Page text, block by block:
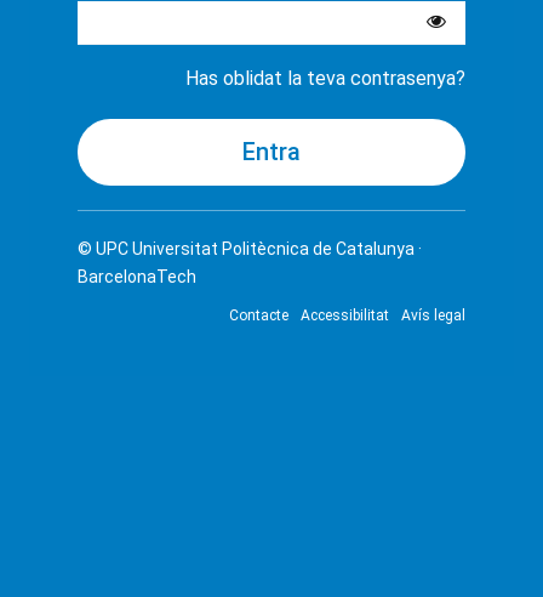
Has oblidat la teva contrasenya?
© UPCUniversitat Politècnica de Catalunya ·
BarcelonaTech
Contacte Accessibilitat Avís legal